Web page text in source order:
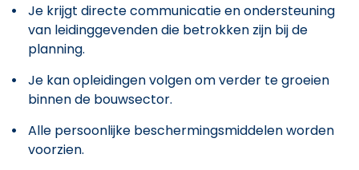
Je krijgt directe communicatie en ondersteuning
van leidinggevenden die betrokken zijn bij de
planning.
Je kan opleidingen volgen om verder te groeien
binnen de bouwsector.
Alle persoonlijke beschermingsmiddelen worden
voorzien.